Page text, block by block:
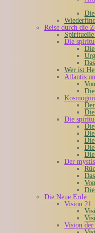
Reise durch die
Die
Wer ist
Atlantis
Die
Der
Die Neue Erde
Vision 21
Vision der